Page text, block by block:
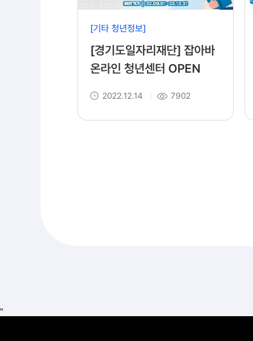
[기타 청년정보]
[경기도일자리재단] 잡아바
온라인 청년센터 OPEN
2022.12.14 7902
"